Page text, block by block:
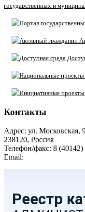
государственных и
Контакты
Адрес: ул. Московская,
238120, Россия
Телефон/факс: 8 (40142)
Email: